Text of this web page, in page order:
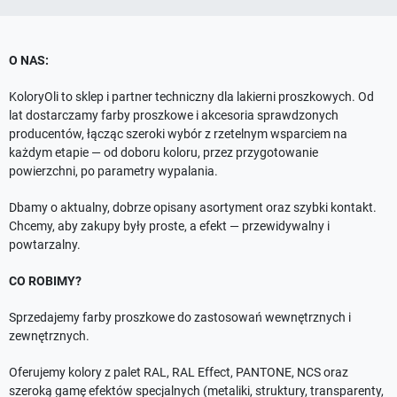
O NAS:
KoloryOli to sklep i partner techniczny dla lakierni proszkowych. Od
lat dostarczamy farby proszkowe i akcesoria sprawdzonych
producentów, łącząc szeroki wybór z rzetelnym wsparciem na
każdym etapie — od doboru koloru, przez przygotowanie
powierzchni, po parametry wypalania.
Dbamy o aktualny, dobrze opisany asortyment oraz szybki kontakt.
Chcemy, aby zakupy były proste, a efekt — przewidywalny i
powtarzalny.
CO ROBIMY?
Sprzedajemy farby proszkowe do zastosowań wewnętrznych i
zewnętrznych.
Oferujemy kolory z palet RAL, RAL Effect, PANTONE, NCS oraz
szeroką gamę efektów specjalnych (metaliki, struktury, transparenty,